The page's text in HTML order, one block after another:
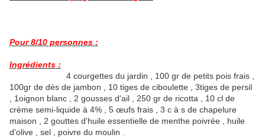
Pour 8/10 personnes :
Ingrédients :
4 courgettes du jardin , 100 gr de petits pois frais ,
100gr de dès de jambon , 10 tiges de ciboulette , 3tiges de persil
, 1oignon blanc , 2 gousses d'ail , 250 gr de ricotta , 10 cl de
crème semi-liquide à 4% , 5 œufs frais , 3 c à s de chapelure
maison , 2 gouttes d'huile essentielle de menthe poivrée , huile
d'olive , sel , poivre du moulin .